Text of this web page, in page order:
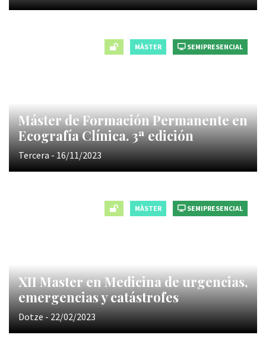
MÀSTER SEMIPRESENCIAL
Máster de Formación Permanente en
Ecografía Clínica. 3ª edición
Tercera - 16/11/2023
MÀSTER SEMIPRESENCIAL
XII Master en Medicina de urgencias,
emergencias y catástrofes
Dotze - 22/02/2023